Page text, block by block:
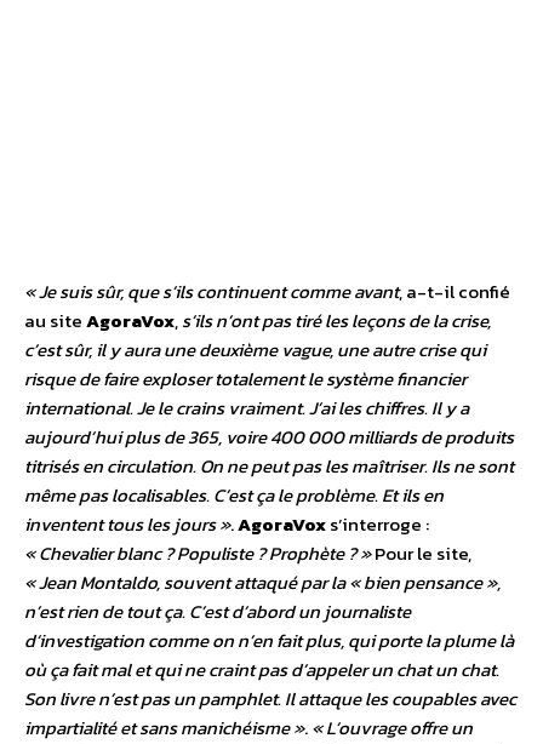
« Je suis sûr, que s’ils continuent comme avant, a-t-il confié
au siteAgoraVox,s’ils n’ont pas tiré les leçons de la crise,
c’est sûr, il y aura une deuxième vague, une autre crise qui
risque de faire exploser totalement le système financier
international. Je le crains vraiment. J’ai les chiffres. Il y a
aujourd’hui plus de 365, voire 400 000 milliards de produits
titrisés en circulation. On ne peut pas les maîtriser. Ils ne sont
même pas localisables. C’est ça le problème. Et ils en
inventent tous les jours ».AgoraVoxs’interroge :
« Chevalier blanc ? Populiste ? Prophète ? »Pour le site,
« Jean Montaldo, souvent attaqué par la « bien pensance »,
n’est rien de tout ça. C’est d’abord un journaliste
d’investigation comme on n’en fait plus, qui porte la plume là
où ça fait mal et qui ne craint pas d’appeler un chat un chat.
Son livre n’est pas un pamphlet. Il attaque les coupables avec
impartialité et sans manichéisme ».« L’ouvrage offre un